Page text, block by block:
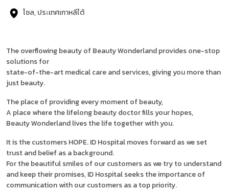
โซล, ประเทศเกาหลีใต้
The overflowing beauty of Beauty Wonderland provides one-stop
solutions for
state-of-the-art medical care and services, giving you more than
just beauty.
The place of providing every moment of beauty,
A place where the lifelong beauty doctor fills your hopes,
Beauty Wonderland lives the life together with you.
It is the customers HOPE. ID Hospital moves forward as we set
trust and belief as a background.
For the beautiful smiles of our customers as we try to understand
and keep their promises, ID Hospital seeks the importance of
communication with our customers as a top priority.